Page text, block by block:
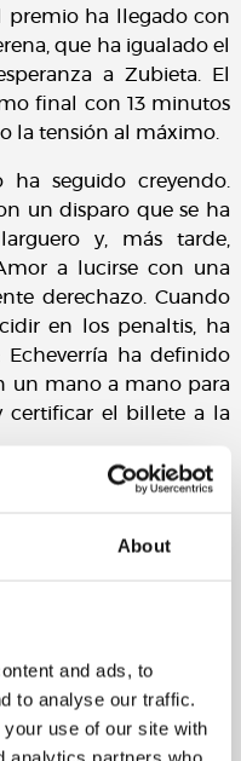
About
and ads, to
to analyse our traffic.
use of our site with
analytics partners who
premio ha llegado con
que ha igualado el
a Zubieta. El
final con 13 minutos
la tensión al máximo.
seguido creyendo.
un disparo que se ha
y, más tarde,
a lucirse con una
derechazo. Cuando
en los penaltis, ha
Echeverría ha definido
un mano a mano para
certificar el billete a la
grabados, que
la gran final por el
al FC Ona Sant
(Losada, min.
(cap.), Carrera,